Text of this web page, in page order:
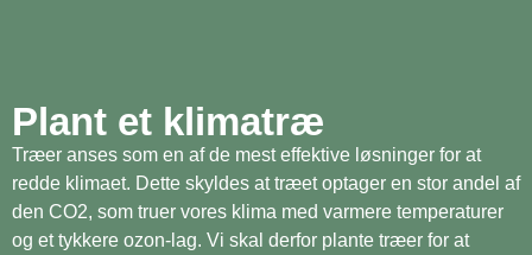
Plant et klimatræ
Træer anses som en af de mest effektive løsninger for at
redde klimaet. Dette skyldes at træet optager en stor andel af
den CO2, som truer vores klima med varmere temperaturer
og et tykkere ozon-lag. Vi skal derfor plante træer for at